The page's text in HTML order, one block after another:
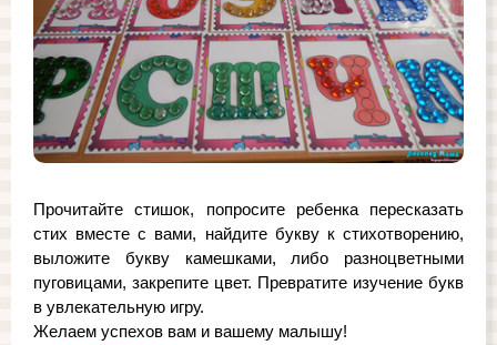
Прочитайте стишок, попросите ребенка пересказать
стих вместе с вами, найдите букву к стихотворению,
выложите букву камешками, либо разноцветными
пуговицами, закрепите цвет. Превратите изучение букв
в увлекательную игру.
Желаем успехов вам и вашему малышу!